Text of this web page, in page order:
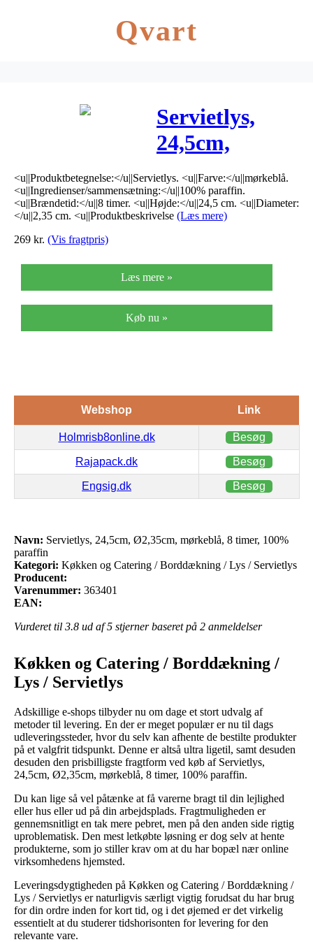
Qvart
Servietlys,
24,5cm,
Ø2,35cm,
mørkeblå, 8
timer, 100%
<u||Produktbetegnelse:</u||Servietlys. <u||Farve:</u||mørkeblå.
<u||Ingredienser/sammensætning:</u||100% paraffin.
<u||Brændetid:</u||8 timer. <u||Højde:</u||24,5 cm. <u||Diameter:
</u||2,35 cm. <u||Produktbeskrivelse (Læs mere)
269 kr. (Vis fragtpris)
Læs mere »
Køb nu »
Webshop Link
Holmrisb8online.dk Besøg
Rajapack.dk Besøg
Engsig.dk Besøg
Navn: Servietlys, 24,5cm, Ø2,35cm, mørkeblå, 8 timer, 100%
paraffin
Kategori: Køkken og Catering / Borddækning / Lys / Servietlys
Producent:
Varenummer: 363401
EAN:
Vurderet til 3.8 ud af 5 stjerner baseret på 2 anmeldelser
Køkken og Catering / Borddækning /
Lys / Servietlys
Adskillige e-shops tilbyder nu om dage et stort udvalg af
metoder til levering. En der er meget populær er nu til dags
udleveringssteder, hvor du selv kan afhente de bestilte produkter
på et valgfrit tidspunkt. Denne er altså ultra ligetil, samt desuden
desuden den prisbilligste fragtform ved køb af Servietlys,
24,5cm, Ø2,35cm, mørkeblå, 8 timer, 100% paraffin.
Du kan lige så vel påtænke at få varerne bragt til din lejlighed
eller hus eller ud på din arbejdsplads. Fragtmuligheden er
gennemsnitligt en tak mere pebret, men på den anden side rigtig
uproblematisk. Den mest letkøbte løsning er dog selv at hente
produkterne, som jo stiller krav om at du har bopæl nær online
virksomhedens hjemsted.
Leveringsdygtigheden på Køkken og Catering / Borddækning /
Lys / Servietlys er naturligvis særligt vigtig forudsat du har brug
for din ordre inden for kort tid, og i det øjemed er det virkelig
essentielt at du studerer tidshorisonten for levering for den
relevante vare.